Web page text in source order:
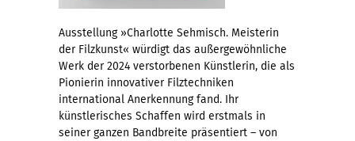
Ausstellung »Charlotte Sehmisch. Meisterin
der Filzkunst« würdigt das außergewöhnliche
Werk der 2024 verstorbenen Künstlerin, die als
Pionierin innovativer Filztechniken
international Anerkennung fand. Ihr
künstlerisches Schaffen wird erstmals in
seiner ganzen Bandbreite präsentiert – von